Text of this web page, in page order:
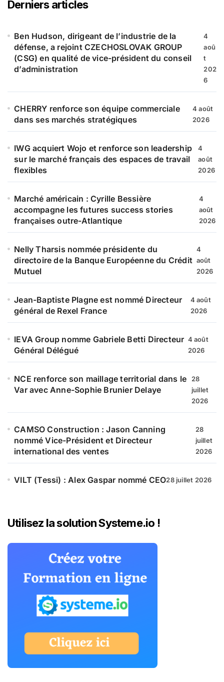
c
e
Derniers articles
Ben Hudson, dirigeant de l’industrie de la
défense, a rejoint CZECHOSLOVAK GROUP
(CSG) en qualité de vice-président du conseil
d’administration
4
aoû
t
202
6
CHERRY renforce son équipe commerciale
dans ses marchés stratégiques
4 août
2026
IWG acquiert Wojo et renforce son leadership
sur le marché français des espaces de travail
flexibles
4
août
2026
Marché américain : Cyrille Bessière
accompagne les futures success stories
françaises outre-Atlantique
4
août
2026
Nelly Tharsis nommée présidente du
directoire de la Banque Européenne du Crédit
Mutuel
4
août
2026
Jean-Baptiste Plagne est nommé Directeur
général de Rexel France
4 août
2026
IEVA Group nomme Gabriele Betti Directeur
Général Délégué
4 août
2026
NCE renforce son maillage territorial dans le
Var avec Anne-Sophie Brunier Delaye
28
juillet
2026
CAMSO Construction : Jason Canning
nommé Vice-Président et Directeur
international des ventes
28
juillet
2026
VILT (Tessi) : Alex Gaspar nommé CEO28 juillet 2026
Utilisez la solution Systeme.io !